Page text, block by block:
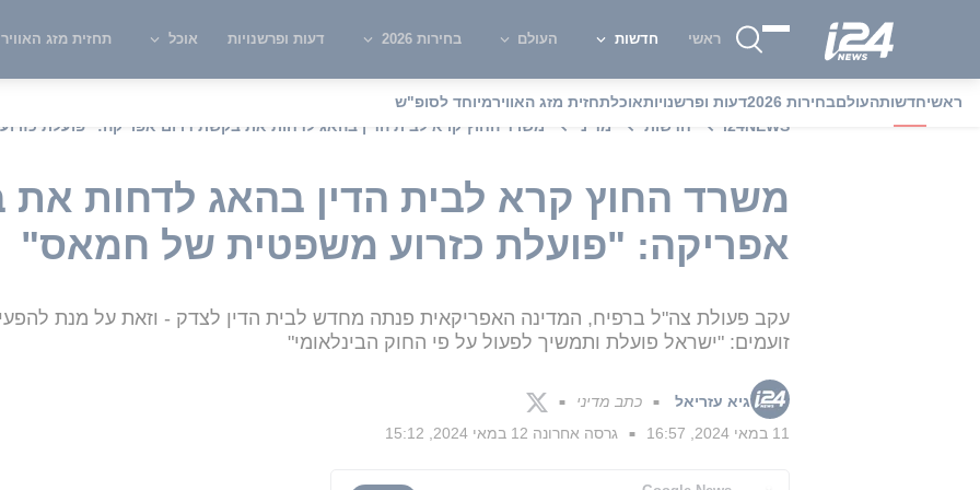
ראשי חדשות העולם בחירות 2026 דעות ופרשנויות אוכל תחזית מזג האוויר
ראשיחדשותהעולםבחירות 2026 דעות ופרשנויותאוכלתחזית מזג האווירמיוחד לסופ"ש
i24NEWS
חדשות מדיני משרד החוץ קרא לבית הדין בהאג לדחות את בקשת דרום אפריקה: "פועלת
משרד החוץ קרא לבית הדין בהאג לדחות
אפריקה: "פועלת כזרוע משפטית של חמאס"
עקב פעולת צה"ל ברפיח, המדינה האפריקאית פנתה מחדש לבית הדין לצדק - וזאת על מנת
זועמים: "ישראל פועלת ותמשיך לפעול על פי החוק הבינלאומי"
גיא עזריאל ■ כתב מדיני ■
11 במאי 2024, 16:57 ■ גרסה אחרונה 12 במאי 2024, 15:12